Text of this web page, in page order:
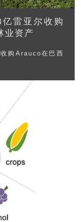
雷亚尔收购
业资产
购Arauco在巴西